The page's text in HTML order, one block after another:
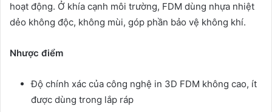
hoạt động. Ở khía cạnh môi trường, FDM dùng nhựa nhiệt
dẻo không độc, không mùi, góp phần bảo vệ không khí.
Nhược điểm
Độ chính xác của công nghệ in 3D FDM không cao, ít
được dùng trong lắp ráp